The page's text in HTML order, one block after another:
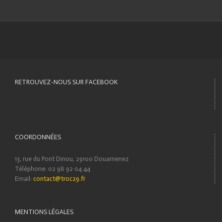
RETROUVEZ-NOUS SUR FACEBOOK
COORDONNÉES
13, rue du Pont Dinou, 29100 Douarnenez
Téléphone: 02 98 92 04 44
Email: contact@troc29.fr
MENTIONS LÉGALES